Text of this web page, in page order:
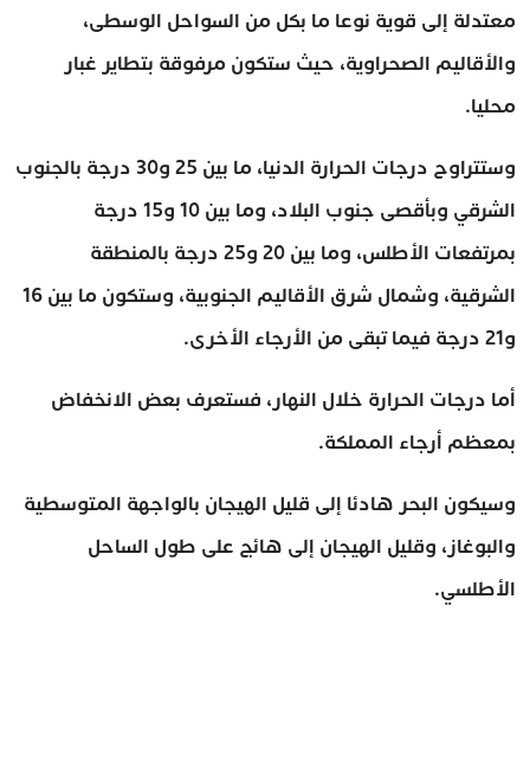
معتدلة إلى قوية نوعا ما بكل من السواحل الوسطى،
والأقاليم الصحراوية، حيث ستكون مرفوقة بتطاير غبار
محليا.
وستتراوح درجات الحرارة الدنيا، ما بين 25 و30 درجة بالجنوب
الشرقي وبأقصى جنوب البلاد، وما بين 10 و15 درجة
بمرتفعات الأطلس، وما بين 20 و25 درجة بالمنطقة
الشرقية، وشمال شرق الأقاليم الجنوبية، وستكون ما بين 16
و21 درجة فيما تبقى من الأرجاء الأخرى.
أما درجات الحرارة خلال النهار، فستعرف بعض الانخفاض
بمعظم أرجاء المملكة.
وسيكون البحر هادئا إلى قليل الهيجان بالواجهة المتوسطية
والبوغاز، وقليل الهيجان إلى هائج على طول الساحل
الأطلسي.